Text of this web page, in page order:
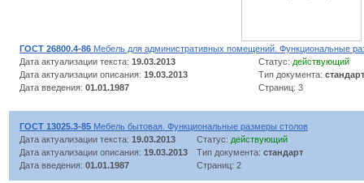
ГОСТ 26800.4-86 Мебель для административных помещений. Функциональные
Дата актуализации текста: 19.03.2013 Статус: действующий
Дата актуализации описания: 19.03.2013 Тип документа: стандарт
Дата введения: 01.01.1987 Страниц: 3
ГОСТ 13025.3-85 Мебель бытовая. Функциональные размеры столов
Дата актуализации текста: 19.03.2013 Статус: действующий
Дата актуализации описания: 19.03.2013 Тип документа: стандарт
Дата введения: 01.01.1987 Страниц: 2